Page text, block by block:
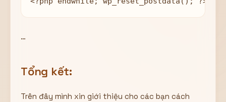
…
Tổng kết:
Trên đây mình xin giới thiệu cho các bạn cách